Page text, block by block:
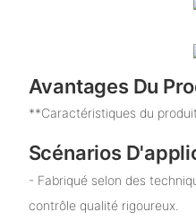
Avantages Du
**Caractéristiques du
Scénarios
- Fabriqué selon des
contrôle qualité rigoureux.